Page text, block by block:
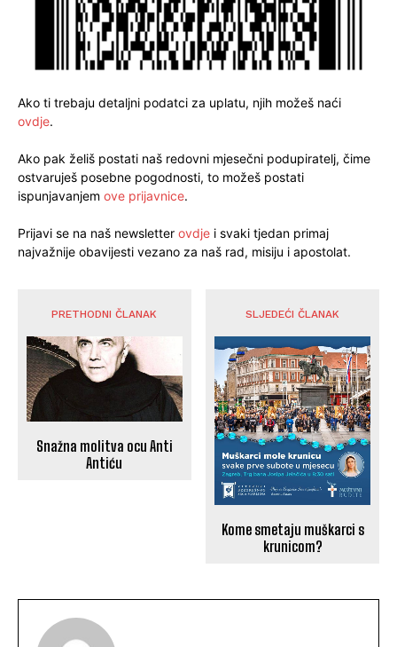
Ako ti trebaju detaljni podatci za uplatu, njih možeš naći
ovdje.
Ako pak želiš postati naš redovni mjesečni podupiratelj, čime
ostvaruješ posebne pogodnosti, to možeš postati
ispunjavanjem ove prijavnice.
Prijavi se na naš newsletter ovdje i svaki tjedan primaj
najvažnije obavijesti vezano za naš rad, misiju i apostolat.
PRETHODNI ČLANAK
Snažna molitva ocu Anti
Antiću
SLJEDEĆI ČLANAK
Kome smetaju muškarci s
krunicom?